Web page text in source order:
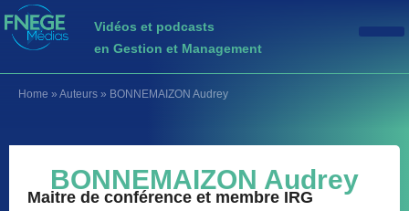
Vidéos et podcasts
en Gestion et Management
Home » Auteurs » BONNEMAIZON Audrey
BONNEMAIZON Audrey
Maitre de conférence et membre IRG